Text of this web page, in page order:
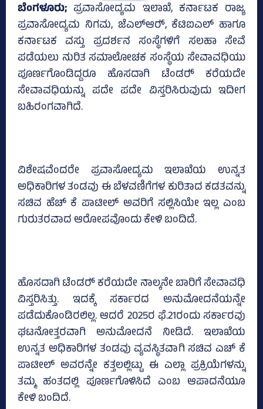
ಬೆಂಗಳೂರು; ಪ್ರವಾಸೋದ್ಯಮ ಇಲಾಖೆ, ಕರ್ನಾಟಕ ರಾಜ್ಯ
ಪ್ರವಾಸೋದ್ಯಮ ನಿಗಮ, ಜೆಎಲ್‌ಆರ್‍‌, ಕೆಟಿಐಎಲ್‌ ಹಾಗೂ
ಕರ್ನಾಟಕ ವಸ್ತು ಪ್ರದರ್ಶನ ಸಂಸ್ಥೆಗಳಿಗೆ ಸಲಹಾ ಸೇವೆ
ಪಡೆಯಲು ನುರಿತ ಸಮಾಲೋಚಕ ಸಂಸ್ಥೆಯ ಸೇವಾವಧಿಯು
ಪೂರ್ಣಗೊಂಡಿದ್ದರೂ ಹೊಸದಾಗಿ ಟೆಂಡರ್‍‌ ಕರೆಯದೇ
ಸೇವಾವಧಿಯನ್ನು ಪದೇ ಪದೇ ವಿಸ್ತರಿಸಿರುವುದು ಇದೀಗ
ಬಹಿರಂಗವಾಗಿದೆ.
ವಿಶೇಷವೆಂದರೇ ಪ್ರವಾಸೋದ್ಯಮ ಇಲಾಖೆಯ ಉನ್ನತ
ಅಧಿಕಾರಿಗಳ ತಂಡವು ಈ ಬೆಳವಣಿಗೆಗಳ ಕುರಿತಾದ ಕಡತವನ್ನು
ಸಚಿವ ಹೆಚ್‌ ಕೆ ಪಾಟೀಲ್‌ ಅವರಿಗೆ ಸಲ್ಲಿಸಿಯೇ ಇಲ್ಲ ಎಂಬ
ಗುರುತರವಾದ ಆರೋಪವೊಂದು ಕೇಳಿ ಬಂದಿದೆ.
ಹೊಸದಾಗಿ ಟೆಂಡರ್‍‌ ಕರೆಯದೇ ನಾಲ್ಕನೇ ಬಾರಿಗೆ ಸೇವಾವಧಿ
ವಿಸ್ತರಿಸಿತ್ತು. ಇದಕ್ಕೆ ಸರ್ಕಾರದ ಅನುಮೋದನೆಯನ್ನೇ
ಪಡೆದುಕೊಂಡಿರಲಿಲ್ಲ. ಆದರೆ 2025ರ ಫೆ.21ರಂದು ಸರ್ಕಾರವು
ಘಟನೋತ್ತರವಾಗಿ ಅನುಮೋದನೆ ನೀಡಿದೆ. ಇಲಾಖೆಯ
ಉನ್ನತ ಅಧಿಕಾರಿಗಳ ತಂಡವು ವ್ಯವಸ್ಥಿತವಾಗಿ ಸಚಿವ ಎಚ್‌ ಕೆ
ಪಾಟೀಲ್‌ ಅವರನ್ನೇ ಕತ್ತಲಲ್ಲಿಟ್ಟು ಈ ಎಲ್ಲಾ ಪ್ರಕ್ರಿಯೆಗಳನ್ನು
ತಮ್ಮ ಹಂತದಲ್ಲಿ ಪೂರ್ಣಗೊಳಿಸಿದೆ ಎಂಬ ಆಪಾದನೆಯೂ
ಕೇಳಿ ಬಂದಿದೆ.